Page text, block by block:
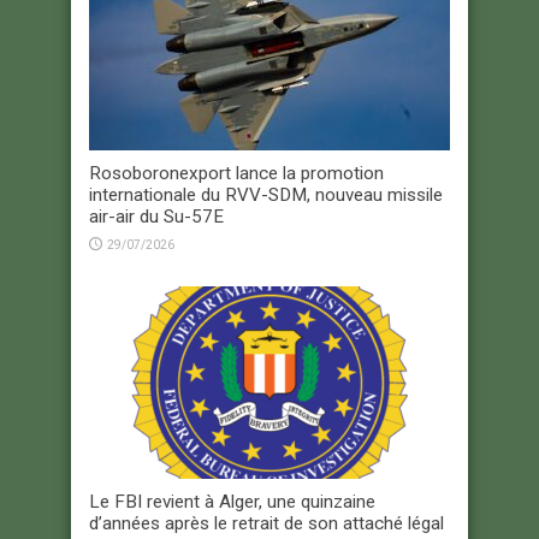
Rosoboronexport lance la promotion
internationale du RVV-SDM, nouveau missile
air-air du Su-57E
29/07/2026
Le FBI revient à Alger, une quinzaine
d’années après le retrait de son attaché légal